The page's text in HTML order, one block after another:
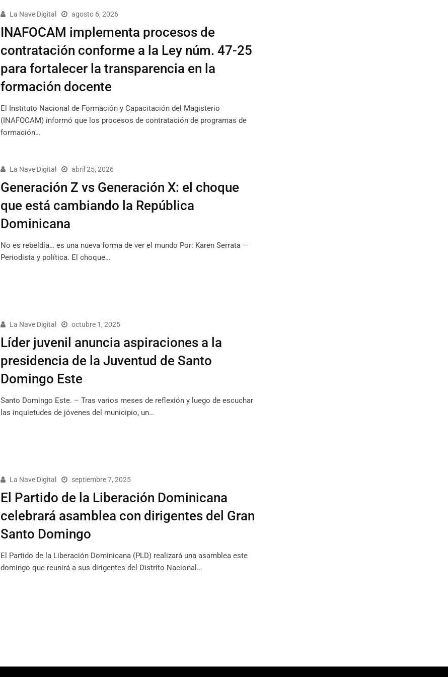
La Nave Digital agosto 6, 2026
INAFOCAM implementa procesos de
contratación conforme a la Ley núm. 47-25
para fortalecer la transparencia en la
formación docente
El Instituto Nacional de Formación y Capacitación del Magisterio
(INAFOCAM) informó que los procesos de contratación de programas de
formación…
La Nave Digital abril 25, 2026
Generación Z vs Generación X: el choque
que está cambiando la República
Dominicana
No es rebeldía… es una nueva forma de ver el mundo Por: Karen Serrata —
Periodista y política. El choque…
La Nave Digital octubre 1, 2025
Líder juvenil anuncia aspiraciones a la
presidencia de la Juventud de Santo
Domingo Este
Santo Domingo Este. – Tras varios meses de reflexión y luego de escuchar
las inquietudes de jóvenes del municipio, un…
La Nave Digital septiembre 7, 2025
El Partido de la Liberación Dominicana
celebrará asamblea con dirigentes del Gran
Santo Domingo
El Partido de la Liberación Dominicana (PLD) realizará una asamblea este
domingo que reunirá a sus dirigentes del Distrito Nacional…